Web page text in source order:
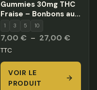
Gummies 30mg THC
Fraise – Bonbons au
THC puissants
1 3 5 10
7,00 € – 27,00 €
prix :
7,00 €
TTC
VOIR LE
PRODUIT